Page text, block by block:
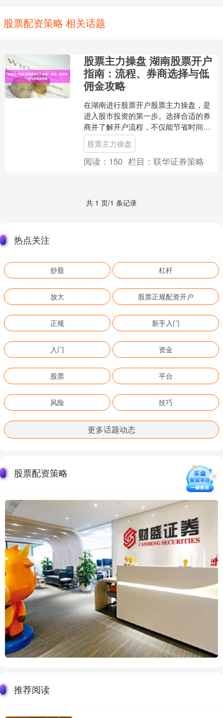
股票配资策略 相关话题
股票主力操盘 湖南股票开户
指南：流程、券商选择与低
佣金攻略
在湖南进行股票开户股票主力操盘，是
进入股市投资的第一步。选择合适的券
商并了解开户流程，不仅能节省时间，
还能有效降低交易成本。以下是详细的
指南，帮助您顺利完成开户....
股票主力操盘
阅读： 150 栏目：联华证券策略
共 1 页/1 条记录
热点关注
炒股 杠杆
放大 股票正规配资开户
正规 新手入门
入门 资金
股票 平台
风险 技巧
更多话题动态
股票配资策略
推荐阅读